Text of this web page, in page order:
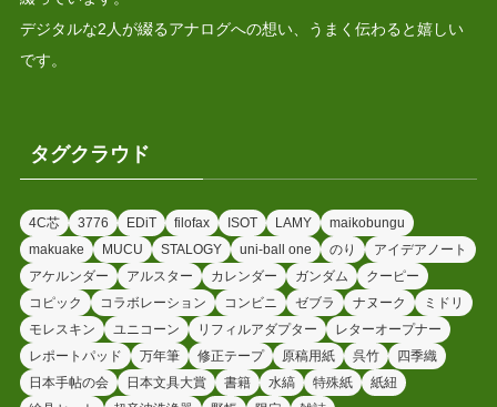
デジタルな2人が綴るアナログへの想い、うまく伝わると嬉しい
です。
タグクラウド
4C芯 3776 EDiT filofax ISOT LAMY
maikobungu
makuake
MUCU STALOGY uni-ball one のり
アイデアノート
アケルンダー
アルスター カレンダー ガンダム
クーピー
コピック
コラボレーション コンビニ ゼブラ ナヌーク
ミドリ
モレスキン
ユニコーン リフィルアダプター
レターオープナー
レポートパッド
万年筆 修正テープ 原稿用紙 呉竹
四季織
日本手帖の会
日本文具大賞 書籍 水縞 特殊紙
紙紐